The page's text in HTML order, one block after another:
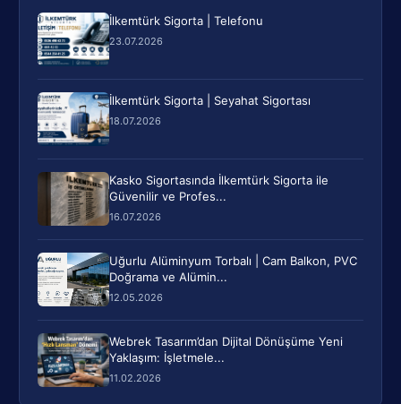
İlkemtürk Sigorta | Telefonu
23.07.2026
İlkemtürk Sigorta | Seyahat Sigortası
18.07.2026
Kasko Sigortasında İlkemtürk Sigorta ile
Güvenilir ve Profes...
16.07.2026
Uğurlu Alüminyum Torbalı | Cam Balkon, PVC
Doğrama ve Alümin...
12.05.2026
Webrek Tasarım’dan Dijital Dönüşüme Yeni
Yaklaşım: İşletmele...
11.02.2026